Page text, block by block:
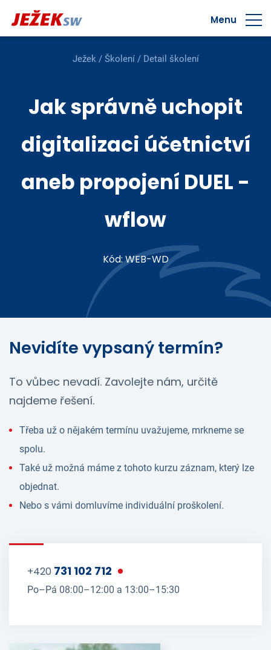
Menu
Ježek/ Školení/ Detail školení
Jak správně uchopit
digitalizaci účetnictví
aneb propojení DUEL -
wflow
Kód: WEB-WD
Nevidíte vypsaný termín?
To vůbec nevadí. Zavolejte nám, určitě
najdeme řešení.
Třeba už o nějakém termínu uvažujeme, mrkneme se
spolu.
Také už možná máme z tohoto kurzu záznam, který lze
objednat.
Nebo s vámi domluvíme individuální proškolení.
+420 731 102 712
Po–Pá 08:00–12:00 a 13:00–15:30